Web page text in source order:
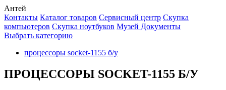
Антей
Контакты Каталог товаров Сервисный центр Cкупка
компьютеров Cкупка ноутбуков Музей Документы
Выбрать категорию
процессоры socket-1155 б/у
ПРОЦЕССОРЫ SOCKET-1155 Б/У